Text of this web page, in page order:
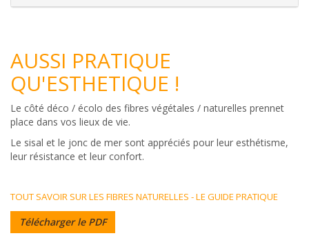
AUSSI PRATIQUE
QU'ESTHETIQUE !
Le côté déco / écolo des fibres végétales / naturelles prennet
place dans vos lieux de vie.
Le sisal et le jonc de mer sont appréciés pour leur esthétisme,
leur résistance et leur confort.
TOUT SAVOIR SUR LES FIBRES NATURELLES - LE GUIDE PRATIQUE
Télécharger le PDF